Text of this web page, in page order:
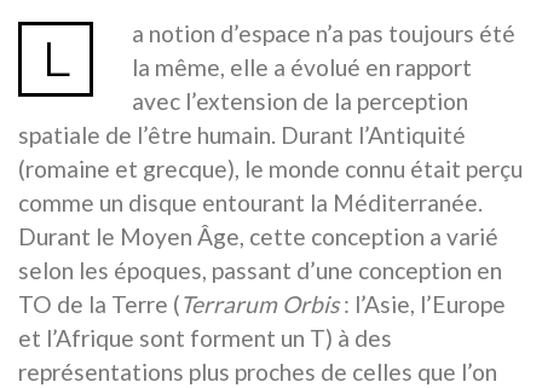
L
a notion d’espace n’a pas toujours été
la même, elle a évolué en rapport
avec l’extension de la perception
spatiale de l’être humain. Durant l’Antiquité
(romaine et grecque), le monde connu était perçu
comme un disque entourant la Méditerranée.
Durant le Moyen Âge, cette conception a varié
selon les époques, passant d’une conception en
TO de la Terre (Terrarum Orbis: l’Asie, l’Europe
et l’Afrique sont forment un T) à des
représentations plus proches de celles que l’on